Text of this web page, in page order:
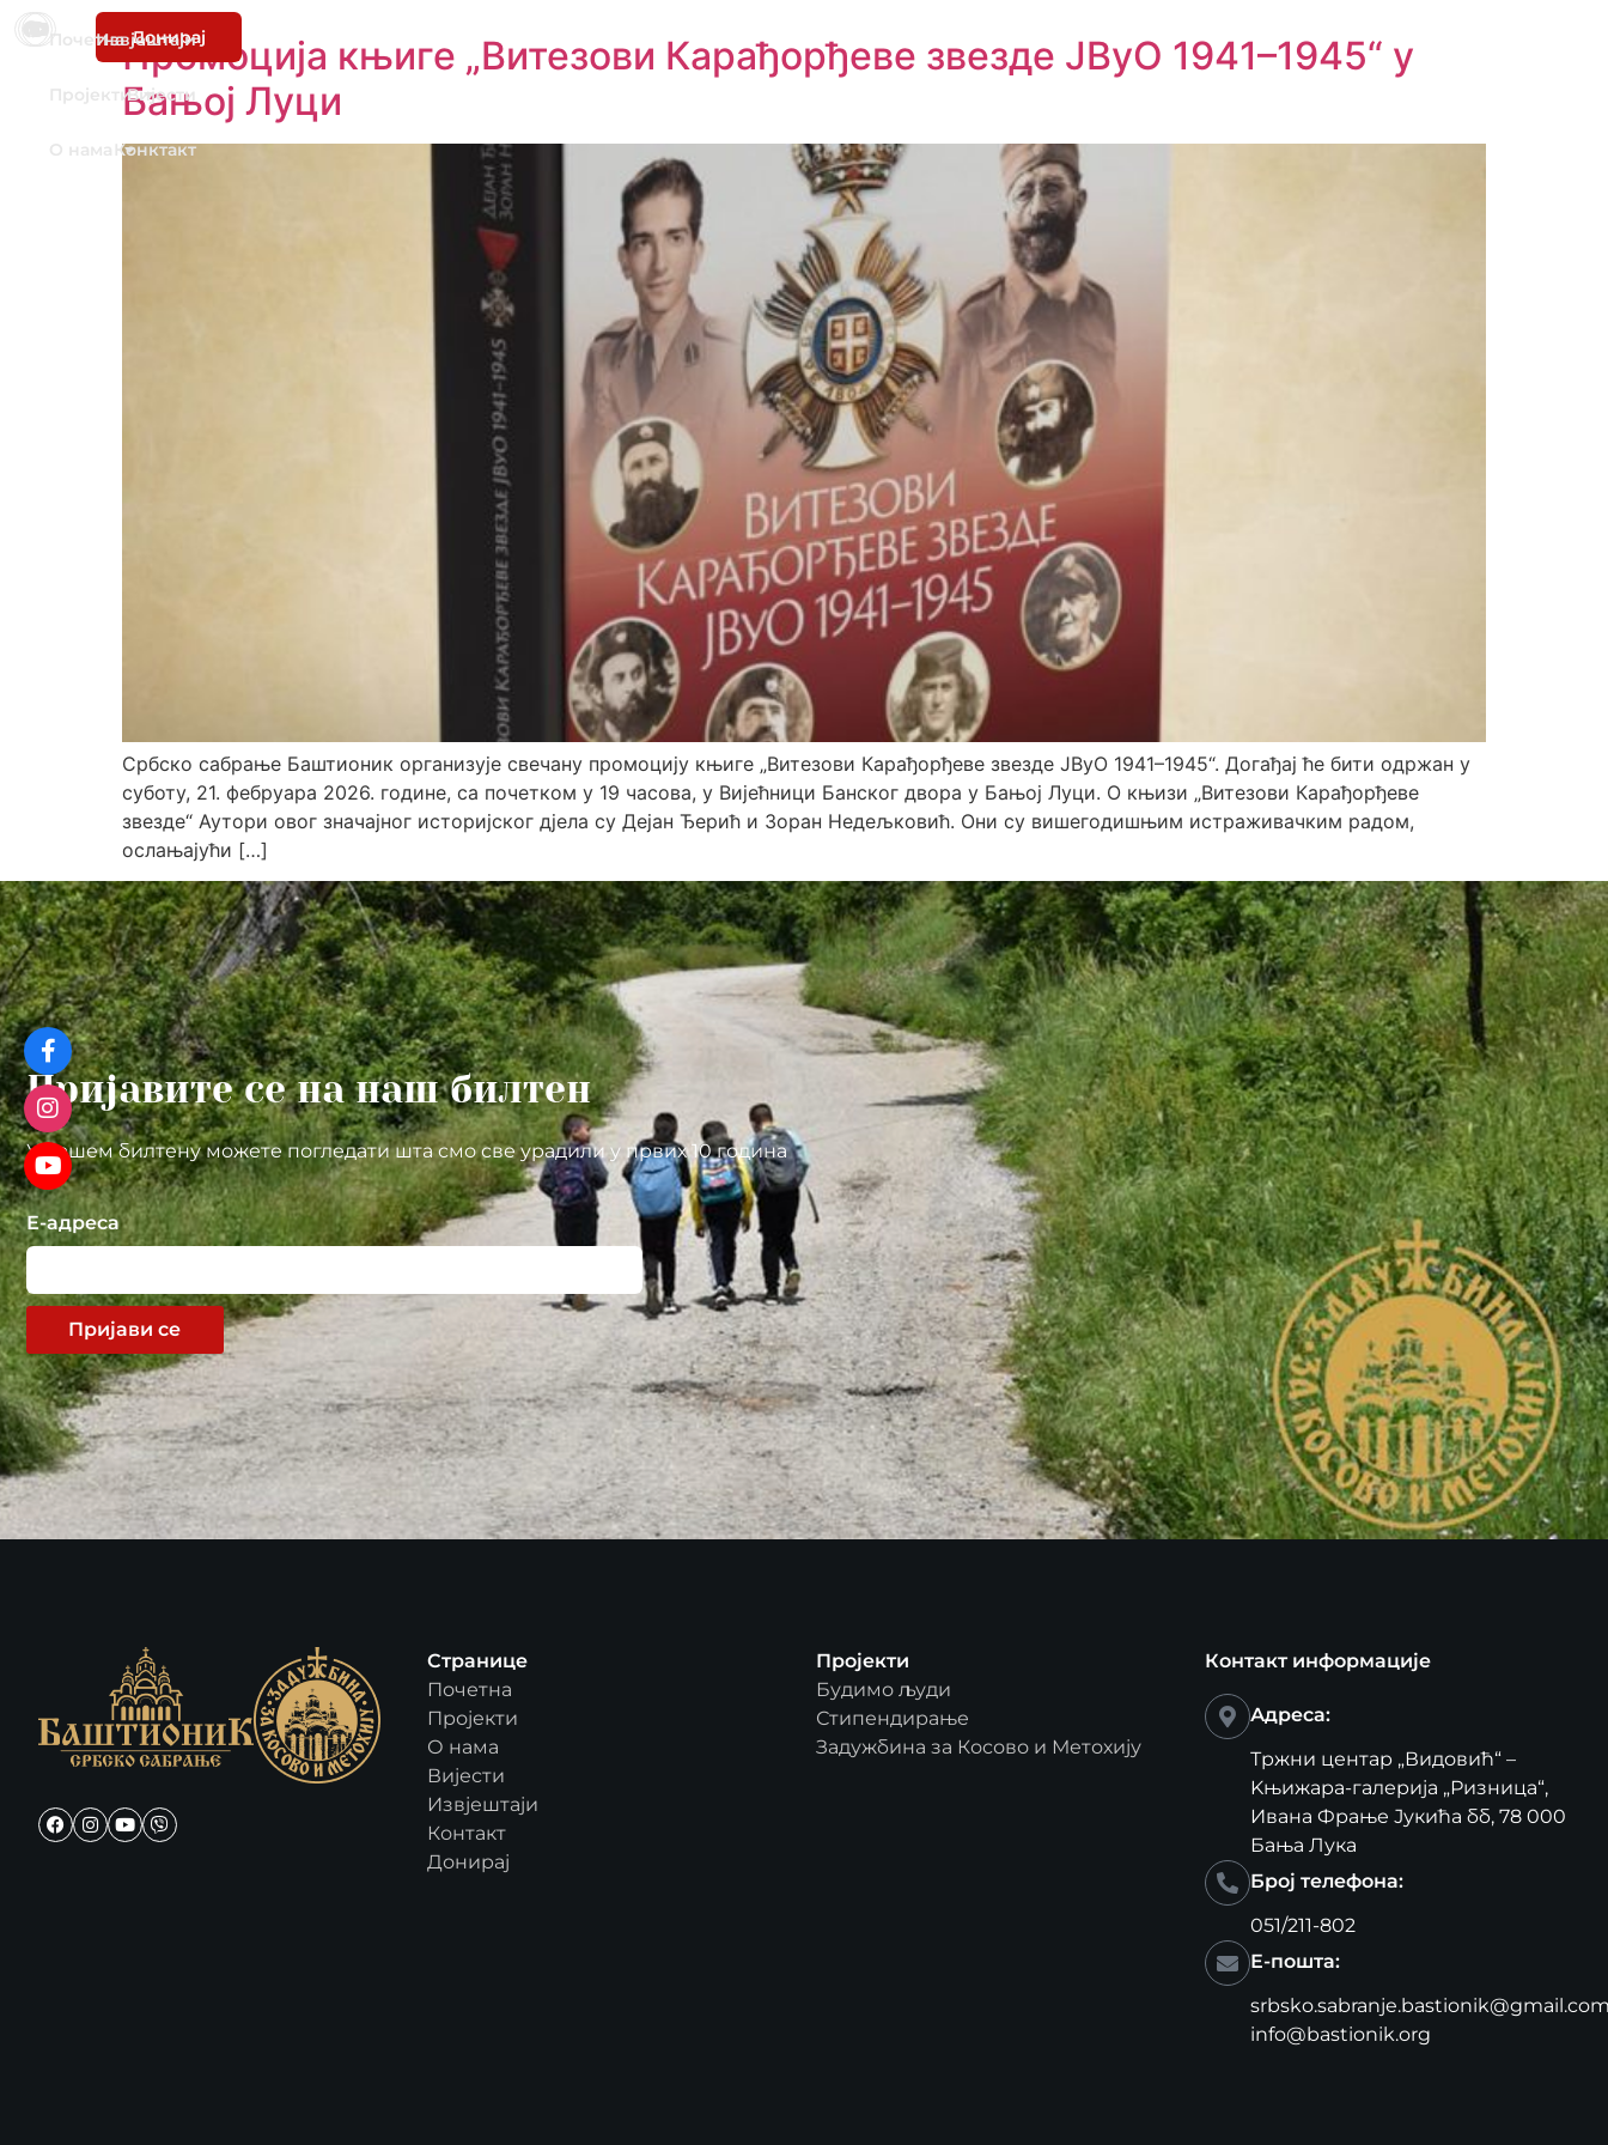
Почетна
Пројекти
О нама
Извјештаји
Вијести
Конктакт
Донирај
Промоција књиге „Витезови Карађорђеве звезде ЈВуО 1941–1945“ у
Бањој Луци
Србско сабрање Баштионик организује свечану промоцију књиге „Витезови Карађорђеве звезде ЈВуО 1941–1945“. Догађај ће бити одржан у
суботу, 21. фебруара 2026. године, са почетком у 19 часова, у Вијећници Банског двора у Бањој Луци. ​О књизи „Витезови Карађорђеве
звезде“ ​Аутори овог значајног историјског дјела су Дејан Ђерић и Зоран Недељковић. Они су вишегодишњим истраживачким радом,
ослањајући […]
Пријавите се на наш билтен
У нашем билтену можете погледати шта смо све урадили у првих 10 година
Е-адреса
Пријави се
Странице
Почетна
Пројекти
О нама
Вијести
Извјештаји
Контакт
Донирај
Пројекти
Будимо људи
Стипендирање
Задужбина за Косово и Метохију
Контакт информације
Адреса:
Тржни центар „Видовић“ –
Kњижара-галерија „Ризница“,
Ивана Фрање Јукића бб, 78 000
Бања Лука
Број телефона:
051/211-802
Е-пошта:
info@bastionik.org